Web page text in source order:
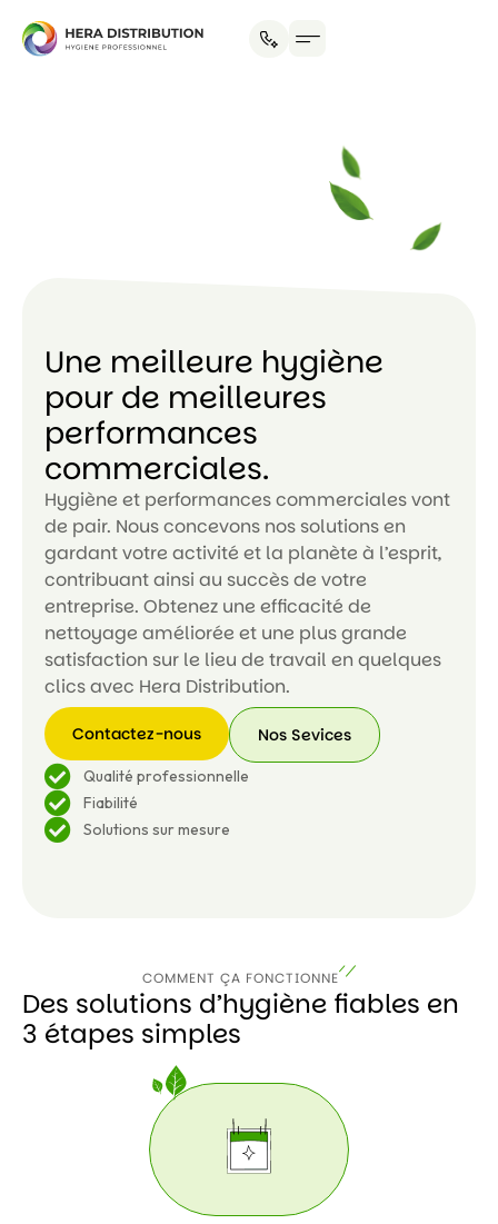
Une meilleure hygiène
pour de meilleures
performances
commerciales.
Hygiène et performances commerciales vont
de pair. Nous concevons nos solutions en
gardant votre activité et la planète à l’esprit,
contribuant ainsi au succès de votre
entreprise. Obtenez une efficacité de
nettoyage améliorée et une plus grande
satisfaction sur le lieu de travail en quelques
clics avec Hera Distribution.
Contactez-nous
Contactez-
Nos Sevices
Qualité professionnelle
Fiabilité
Solutions sur mesure
COMMENT ÇA FONCTIONNE
Des solutions d’hygiène fiables en
3 étapes simples